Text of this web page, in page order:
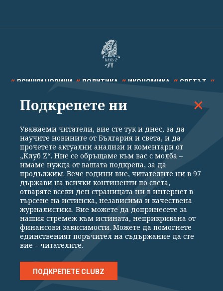
ВСИЧКИ НОВИНИ ПОЛИТИКА ИКОНОМИКА СВЕТЪТ
СПОРТ КУЛТУРА ТЕХНОЛОГИИ КАЛЕЙДОСКОП
Общи условия
Политика за поверителност
Реклама
Партньори Контакти
За Клуб Z
Екип
Подкрепете ни
Издател на www.clubz.bg е „Клуб Зебра Медия“ ЕООД, София, ул. "Алеко
Константинов" 3. Всички права запазени 2026 „Клуб Зебра Медия“
Препечатването на материали, снимки и видео от www.clubz.bg без
разрешение ще бъде преследвано по съдебен път, съгласно
ОБЩИТЕ УСЛОВИЯ
Подкрепете ни
Уважаеми читатели, вие сте тук и днес, за да
научите новините от България и света, и да
прочетете актуални анализи и коментари от
„Клуб Z“. Ние се обръщаме към вас с молба –
имаме нужда от вашата подкрепа, за да
продължим. Вече години вие, читателите ни в 97
държави на всички континенти по света,
отваряте всеки ден страницата ни в интернет в
търсене на истинска, независима и качествена
журналистика. Вие можете да допринесете за
нашия стремеж към истината, неприкривана от
финансови зависимости. Можете да помогнете
единственият поръчител на съдържание да сте
вие – читателите.
ПОДКРЕПЕТЕ CLUBZ